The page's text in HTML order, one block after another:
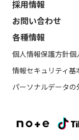
採用情報
お問い合わせ
各種情報
個人情報保護方針個
情報セキュリティ基
パーソナルデータ